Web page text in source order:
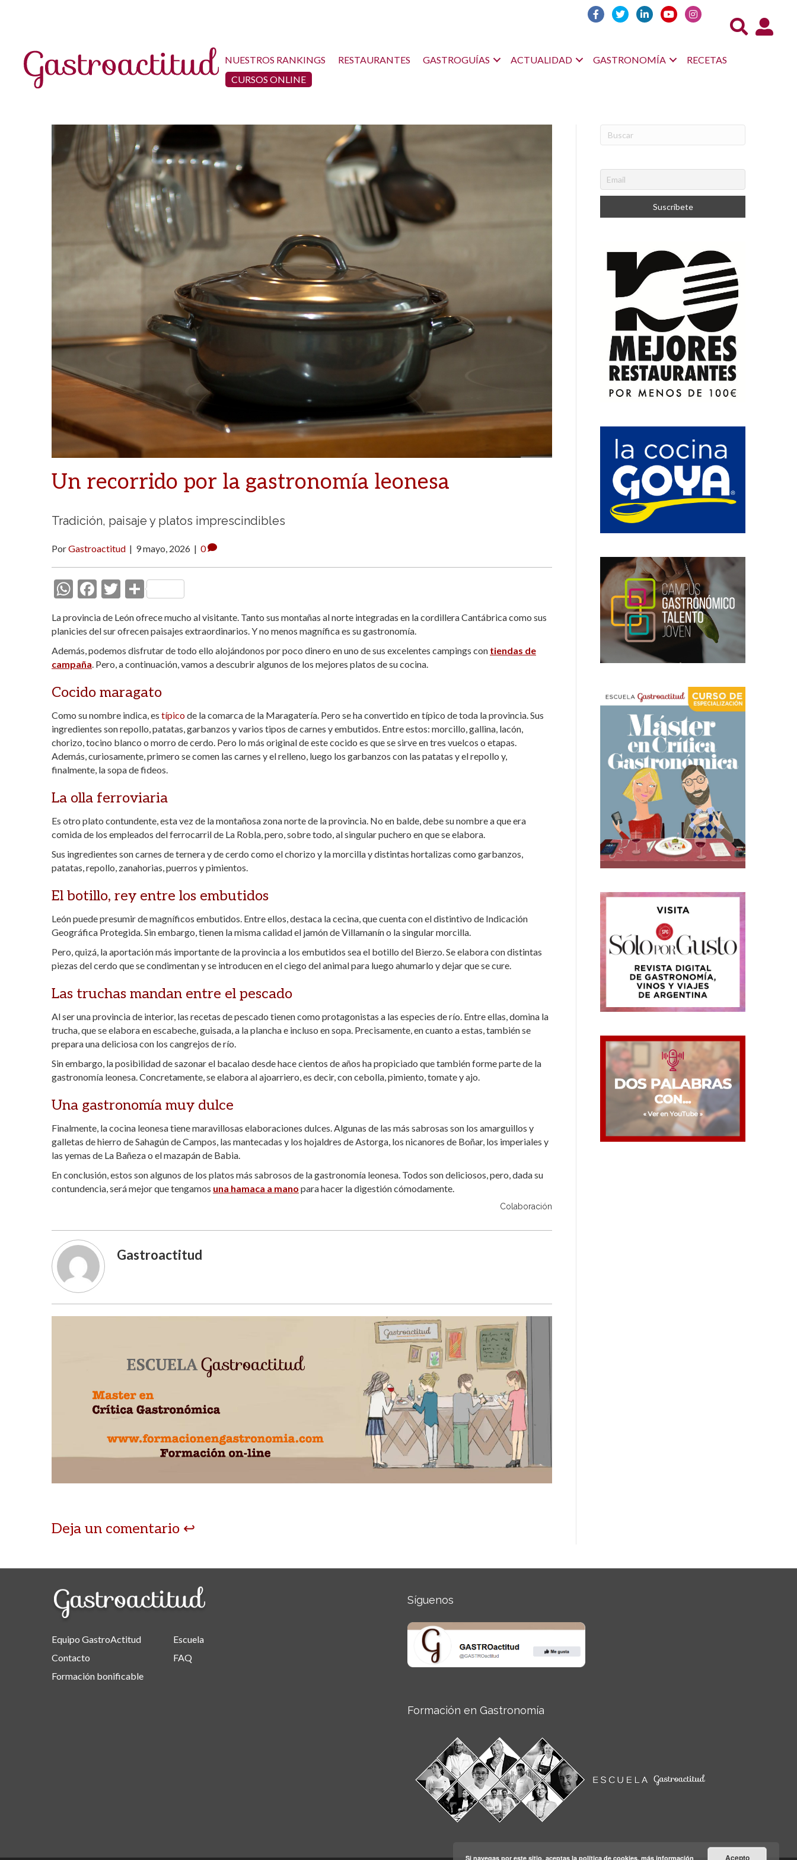
Acceso
NUESTROS RANKINGS RESTAURANTES GASTROGUÍAS ACTUALIDAD GASTRONOMÍA
RECETAS
CURSOS ONLINE
Un recorrido por la gastronomía leonesa
Tradición, paisaje y platos imprescindibles
PorGastroactitud | 9 mayo, 2026 | 0
W
at
s
A
p
p
F
e
b
o
o
k
T
itt
er
C
m
p
ar
ti
r
La provincia de León ofrece mucho al visitante. Tanto sus montañas al norte integradas en la cordillera Cantábrica como sus
planicies del sur ofrecen paisajes extraordinarios. Y no menos magnífica es su gastronomía.
Además, podemos disfrutar de todo ello alojándonos por poco dinero en uno de sus excelentes campings con tiendas de
campaña. Pero, a continuación, vamos a descubrir algunos de los mejores platos de su cocina.
Cocido maragato
Como su nombre indica, es típicode la comarca de la Maragatería. Pero se ha convertido en típico de toda la provincia. Sus
ingredientes son repollo, patatas, garbanzos y varios tipos de carnes y embutidos. Entre estos: morcillo, gallina, lacón,
chorizo, tocino blanco o morro de cerdo. Pero lo más original de este cocido es que se sirve en tres vuelcos o etapas.
Además, curiosamente, primero se comen las carnes y el relleno, luego los garbanzos con las patatas y el repollo y,
finalmente, la sopa de fideos.
La olla ferroviaria
Es otro plato contundente, esta vez de la montañosa zona norte de la provincia. No en balde, debe su nombre a que era
comida de los empleados del ferrocarril de La Robla, pero, sobre todo, al singular puchero en que se elabora.
Sus ingredientes son carnes de ternera y de cerdo como el chorizo y la morcilla y distintas hortalizas como garbanzos,
patatas, repollo, zanahorias, puerros y pimientos.
El botillo, rey entre los embutidos
León puede presumir de magníficos embutidos. Entre ellos, destaca la cecina, que cuenta con el distintivo de Indicación
Geográfica Protegida. Sin embargo, tienen la misma calidad el jamón de Villamanín o la singular morcilla.
Pero, quizá, la aportación más importante de la provincia a los embutidos sea el botillo del Bierzo. Se elabora con distintas
piezas del cerdo que se condimentan y se introducen en el ciego del animal para luego ahumarlo y dejar que se cure.
Las truchas mandan entre el pescado
Al ser una provincia de interior, las recetas de pescado tienen como protagonistas a las especies de río. Entre ellas, domina la
trucha, que se elabora en escabeche, guisada, a la plancha e incluso en sopa. Precisamente, en cuanto a estas, también se
prepara una deliciosa con los cangrejos de río.
Sin embargo, la posibilidad de sazonar el bacalao desde hace cientos de años ha propiciado que también forme parte de la
gastronomía leonesa. Concretamente, se elabora al ajoarriero, es decir, con cebolla, pimiento, tomate y ajo.
Una gastronomía muy dulce
Finalmente, la cocina leonesa tiene maravillosas elaboraciones dulces. Algunas de las más sabrosas son los amarguillos y
galletas de hierro de Sahagún de Campos, las mantecadas y los hojaldres de Astorga, los nicanores de Boñar, los imperiales y
las yemas de La Bañeza o el mazapán de Babia.
En conclusión, estos son algunos de los platos más sabrosos de la gastronomía leonesa. Todos son deliciosos, pero, dada su
contundencia, será mejor que tengamos una hamaca a mano para hacer la digestión cómodamente.
Colaboración
Gastroactitud
Deja un comentario
Equipo GastroActitud
Contacto
Formación bonificable
Escuela
FAQ
Síguenos
Formación en Gastronomía
Si navegas por este sitio, aceptas la política de cookies. más información Acepto